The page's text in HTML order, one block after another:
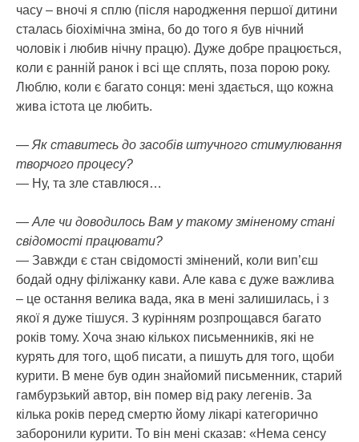
часу – вночі я сплю (після народження першої дитини
сталась біохімічна зміна, бо до того я був нічний
чоловік і любив нічну працю). Дуже добре працюється,
коли є ранній ранок і всі ще сплять, поза порою року.
Люблю, коли є багато сонця: мені здається, що кожна
жива істота це любить.
— Як ставитесь до засобів штучного стимулювання
творчого процесу?
— Ну, та зле ставлюся…
— Але чи доводилось Вам у такому зміненому стані
свідомості працювати?
— Завжди є стан свідомості змінений, коли вип’єш
бодай одну філіжанку кави. Але кава є дуже важлива
– це остання велика вада, яка в мені залишилась, і з
якої я дуже тішуся. З курінням розпрощався багато
років тому. Хоча знаю кількох письменників, які не
курять для того, щоб писати, а пишуть для того, щоби
курити. В мене був один знайомий письменник, старий
гамбурзький автор, він помер від раку легенів. За
кілька років перед смертю йому лікарі категорично
заборонили курити. То він мені сказав: «Нема сенсу